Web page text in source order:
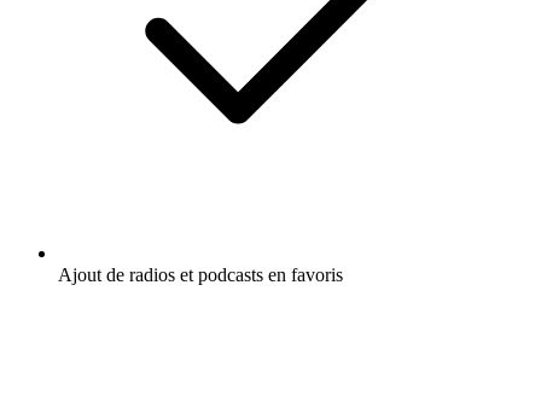
Ajout de radios et podcasts en favoris